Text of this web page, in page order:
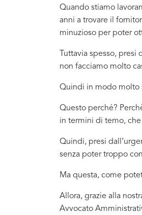
Quando stiamo
anni a trovare il
minuzioso per poter
Tuttavia spesso,
non facciamo molto
Quindi in modo molto
Questo perché?
in termini di temo,
Quindi, presi
senza poter troppo
Ma questa, come
Allora, grazie alla
Avvocato